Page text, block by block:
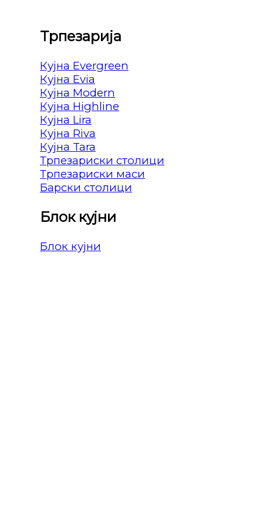
Трпезарија
Кујна Evergreen
Кујна Evia
Кујна Modern
Кујна Highline
Кујна Lira
Кујна Riva
Кујна Tara
Трпезариски столици
Трпезариски маси
Барски столици
Блок кујни
Блок кујни